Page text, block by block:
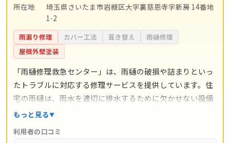
所在地
埼玉県さいたま市岩槻区大字裏慈恩寺字新房 14番地
1-2
雨漏り修理 カバー工法 葺き替え
雨樋修理
屋根外壁塗装
「雨樋修理救急センター」は、雨樋の破損や詰まりといっ
たトラブルに対応する修理サービスを提供しています。住
宅の雨樋は、雨水を適切に排水するために欠かせない設備
であり、故障や劣化を放置すると外壁や基礎部分に影響を
合に迅速な対応を行い、利用者の暮らしを守るサポートを
もっと見る
利用者の口コミ